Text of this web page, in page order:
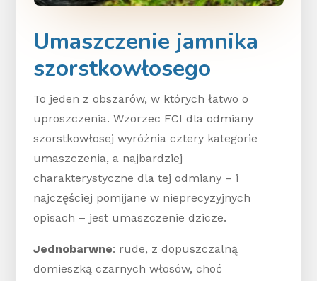
Umaszczenie jamnika
szorstkowłosego
To jeden z obszarów, w których łatwo o
uproszczenia. Wzorzec FCI dla odmiany
szorstkowłosej wyróżnia cztery kategorie
umaszczenia, a najbardziej
charakterystyczne dla tej odmiany – i
najczęściej pomijane w nieprecyzyjnych
opisach – jest umaszczenie dzicze.
Jednobarwne: rude, z dopuszczalną
domieszką czarnych włosów, choć